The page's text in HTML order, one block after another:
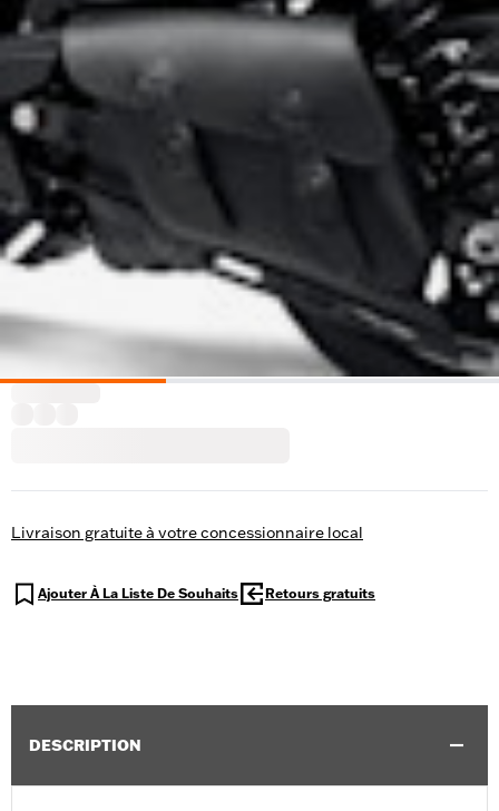
Livraison gratuite à votre concessionnaire local
Ajouter À La Liste De Souhaits Retours gratuits
DESCRIPTION